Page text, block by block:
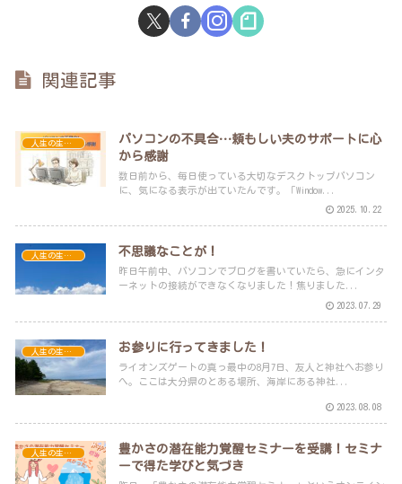
関連記事
人生の生き方
パソコンの不具合…頼もしい夫のサポートに心
から感謝
数日前から、毎日使っている大切なデスクトップパソコン
に、気になる表示が出ていたんです。「Window...
2025.10.22
人生の生き方 不思議なことが！
昨日午前中、パソコンでブログを書いていたら、急にインタ
ーネットの接続ができなくなりました！焦りました...
2023.07.29
人生の生き方 お参りに行ってきました！
ライオンズゲートの真っ最中の8月7日、友人と神社へお参り
へ。ここは大分県のとある場所、海岸にある神社...
2023.08.08
人生の生き方
豊かさの潜在能力覚醒セミナーを受講！セミナ
ーで得た学びと気づき